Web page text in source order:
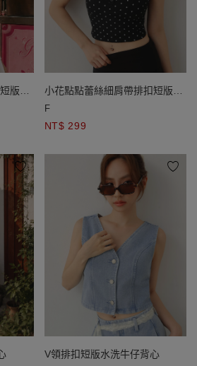
版
小花點點蕾絲細肩帶排扣短版
BRA背心
F
NT$ 299
V領排扣短版水洗牛仔背心